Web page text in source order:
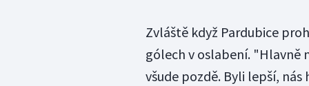
Zvláště když Pardubice
gólech v oslabení. "Hlavně
všude pozdě. Byli lepší,